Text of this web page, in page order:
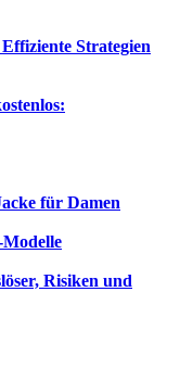
Strategien
für Damen
Risiken und